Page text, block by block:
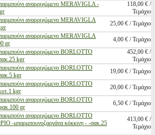
αναρριχώμενο MERAVIGLA -
118,00 € /
Τεμάχιο
αναρριχώμενο MERAVIGLA
25,00 € / Τεμάχιο
αναρριχώμενο MERAVIGLA
gr
4,00 € / Τεμάχιο
αναρριχώμενο BORLOTTO
kgr
452,00 € /
Τεμάχιο
αναρριχώμενο BORLOTTO
kgr
19,00 € / Τεμάχιο
αναρριχώμενο BORLOTTO
kgr
20,00 € / Τεμάχιο
αναρριχώμενο BORLOTTO
gr
6,50 € / Τεμάχιο
αναρριχώμενο BORLOTTO
-μπαρμπουνοζαργάνα κόκκινη - -σακ.25
413,00 € /
Τεμάχιο